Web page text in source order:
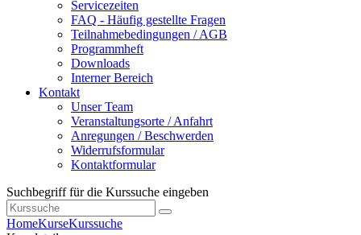
Servicezeiten
FAQ - Häufig gestellte Fragen
Teilnahmebedingungen / AGB
Programmheft
Downloads
Interner Bereich
Kontakt
Unser Team
Veranstaltungsorte / Anfahrt
Anregungen / Beschwerden
Widerrufsformular
Kontaktformular
Suchbegriff für die Kurssuche eingeben
HomeKurseKurssuche